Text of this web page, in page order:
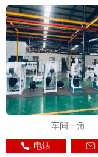
车间一角
电话